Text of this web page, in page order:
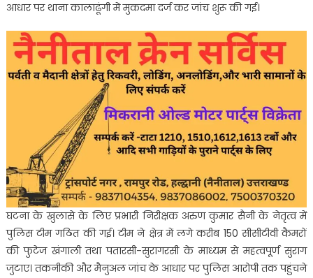
आधार पर थाना कालाढूंगी में मुकदमा दर्ज कर जांच शुरू की गई।
घटना के खुलासे के लिए प्रभारी निरीक्षक अरुण कुमार सैनी के नेतृत्व में
पुलिस टीम गठित की गई। टीम ने क्षेत्र में लगे करीब 150 सीसीटीवी कैमरों
की फुटेज खंगाली तथा पतारसी-सुरागरसी के माध्यम से महत्वपूर्ण सुराग
जुटाए। तकनीकी और मैनुअल जांच के आधार पर पुलिस आरोपी तक पहुंचने